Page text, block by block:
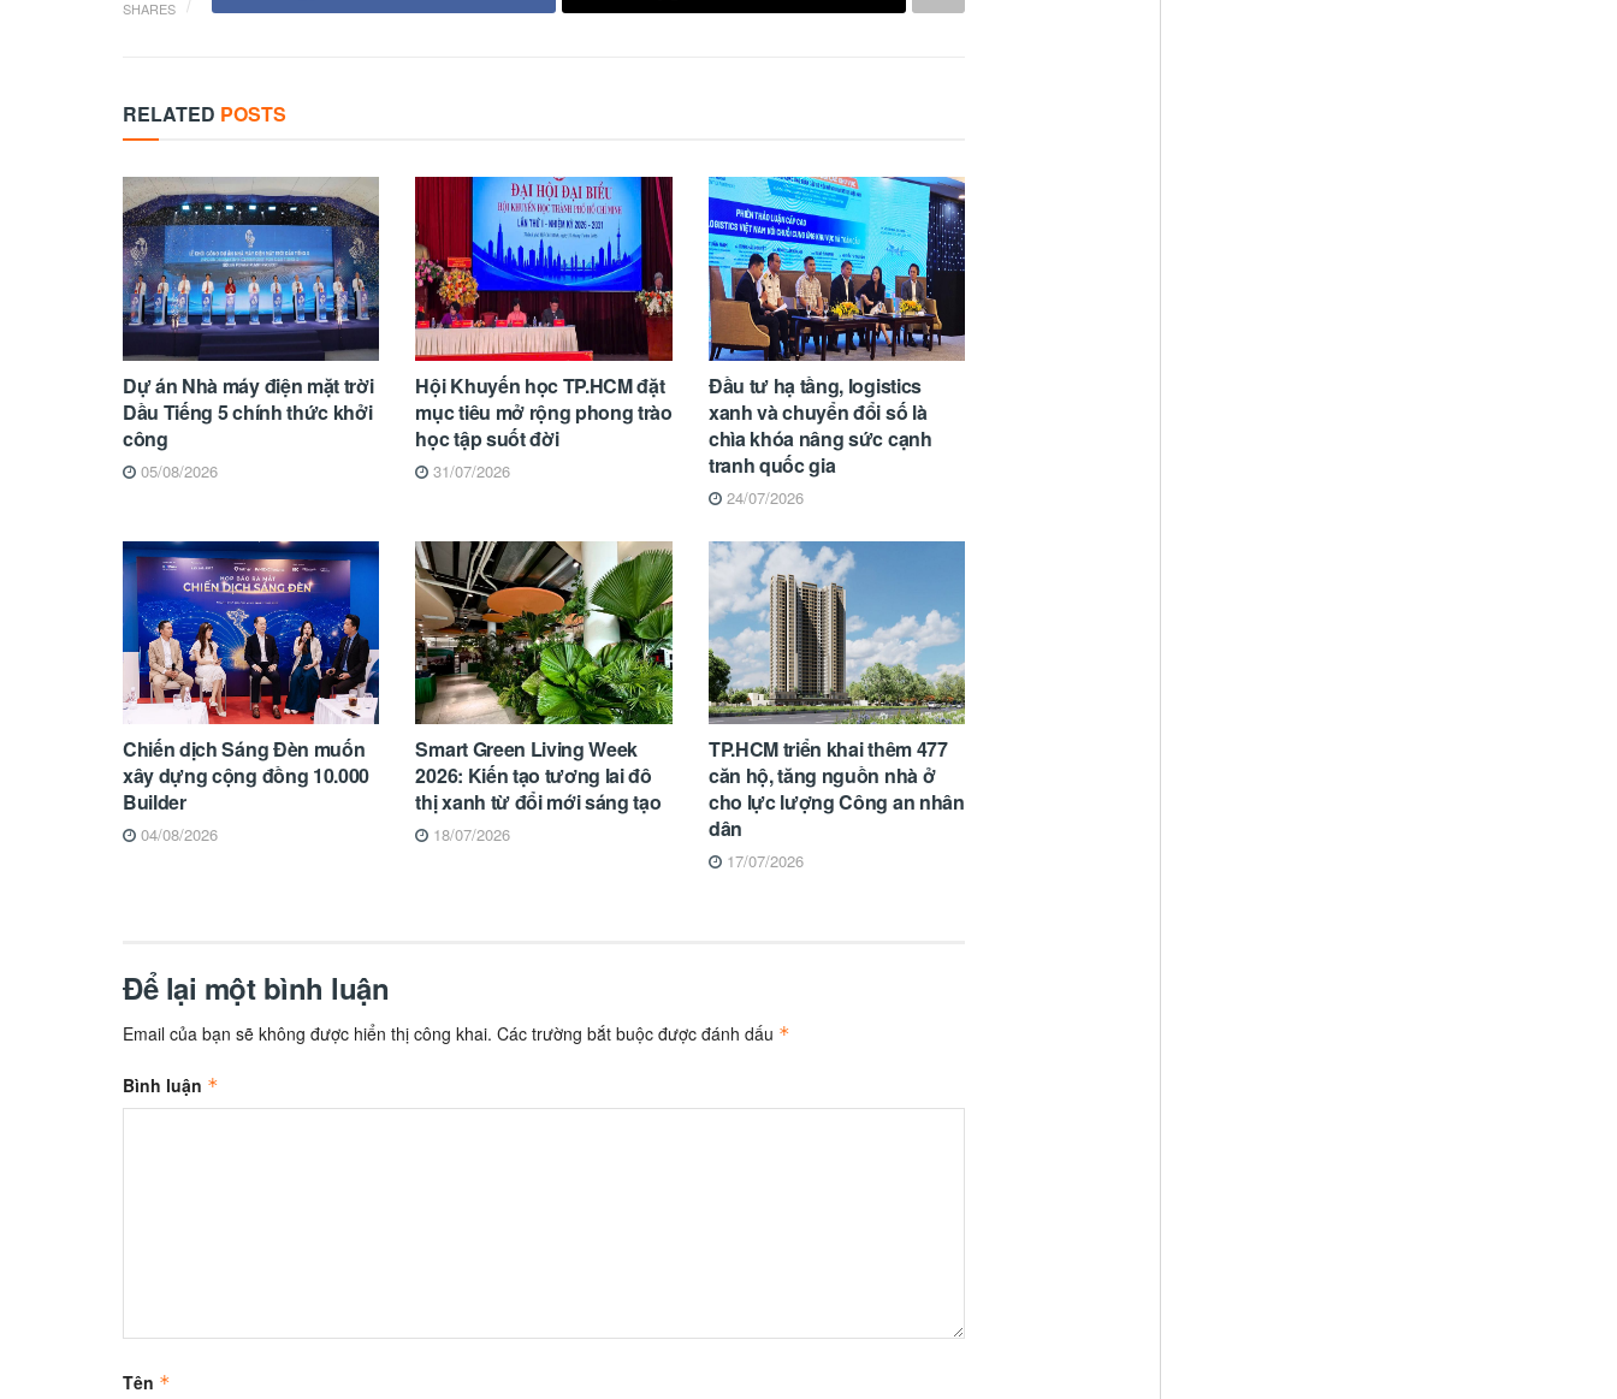
SHARES
RELATED POSTS
Dự án Nhà máy điện mặt trời
Dầu Tiếng 5 chính thức khởi
công
05/08/2026
Hội Khuyến học TP.HCM đặt
mục tiêu mở rộng phong trào
học tập suốt đời
31/07/2026
Đầu tư hạ tầng, logistics
xanh và chuyển đổi số là
chìa khóa nâng sức cạnh
tranh quốc gia
24/07/2026
Chiến dịch Sáng Đèn muốn
xây dựng cộng đồng 10.000
Builder
04/08/2026
Smart Green Living Week
2026: Kiến tạo tương lai đô
thị xanh từ đổi mới sáng tạo
18/07/2026
TP.HCM triển khai thêm 477
căn hộ, tăng nguồn nhà ở
cho lực lượng Công an nhân
dân
17/07/2026
Để lại một bình luận
Email của bạn sẽ không được hiển thị công khai. Các trường bắt buộc được đánh dấu *
Bình luận *
Tên *